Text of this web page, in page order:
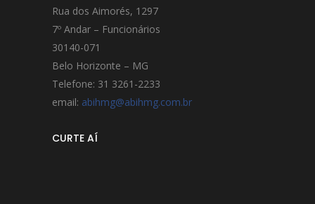
Rua dos Aimorés, 1297
7º Andar – Funcionários
30140-071
Belo Horizonte – MG
Telefone: 31 3261-2233
email: abihmg@abihmg.com.br
CURTE AÍ